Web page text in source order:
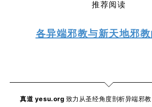
推荐阅读
各异端邪教与新天地邪
真道 yesu.org 致力从圣经角度剖析异端邪教